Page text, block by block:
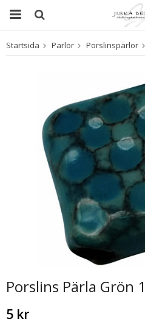
Produkten har blivit
Startsida Pärlor Porslinspärlor
Porslins Pärla Grön
5 kr